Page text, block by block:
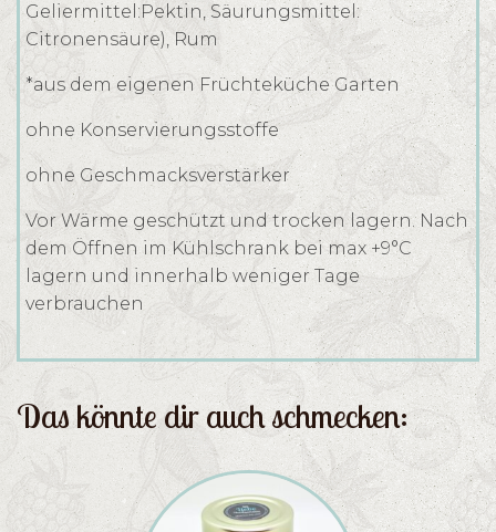
Geliermittel:Pektin, Säurungsmittel:
Citronensäure), Rum
*aus dem eigenen Früchteküche Garten
ohne Konservierungsstoffe
ohne Geschmacksverstärker
Vor Wärme geschützt und trocken lagern. Nach
dem Öffnen im Kühlschrank bei max +9°C
lagern und innerhalb weniger Tage
verbrauchen
Das könnte dir auch schmecken: